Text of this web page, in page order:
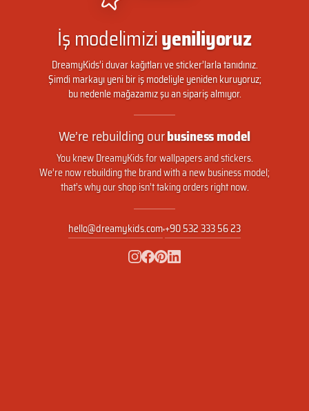
İş modelimiziyeniliyoruz
DreamyKids’i duvar kağıtları ve sticker’larla tanıdınız.
Şimdi markayı yeni bir iş modeliyle yeniden kuruyoruz;
bu nedenle mağazamız şu an sipariş almıyor.
We’re rebuilding ourbusiness model
You knew DreamyKids for wallpapers and stickers.
We’re now rebuilding the brand with a new business model;
that’s why our shop isn’t taking orders right now.
hello@dreamykids.com+90 532 333 56 23